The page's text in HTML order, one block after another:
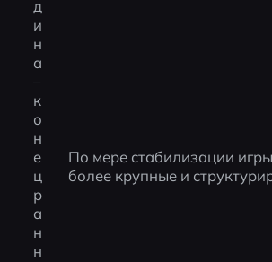
д
и
н
а
–
к
о
н
е
ц
р
а
н
н
По мере стабилизации
более крупные и